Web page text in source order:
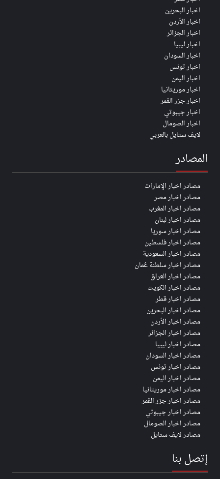
اخبار البحرين
اخبار الأردن
اخبار الجزائر
اخبار ليبيا
اخبار السودان
اخبار تونس
اخبار اليمن
اخبار موريتانيا
اخبار جزر القمر
اخبار جيبوتي
اخبار الصومال
لايف ستايل بالعربي
المصادر
مصادر اخبار الإمارات
مصادر اخبار مصر
مصادر اخبار المغرب
مصادر اخبار لبنان
مصادر اخبار سوريا
مصادر اخبار فلسطين
مصادر اخبار السعودية
مصادر اخبار سلطنة عُمان
مصادر اخبار العراق
مصادر اخبار الكويت
مصادر اخبار قطر
مصادر اخبار البحرين
مصادر اخبار الأردن
مصادر اخبار الجزائر
مصادر اخبار ليبيا
مصادر اخبار السودان
مصادر اخبار تونس
مصادر اخبار اليمن
مصادر اخبار موريتانيا
مصادر اخبار جزر القمر
مصادر اخبار جيبوتي
مصادر اخبار الصومال
مصادر لايف ستايل
إتصل بنا